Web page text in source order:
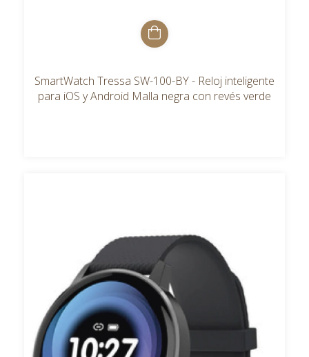
SmartWatch Tressa SW-100-BY - Reloj inteligente
para iOS y Android Malla negra con revés verde